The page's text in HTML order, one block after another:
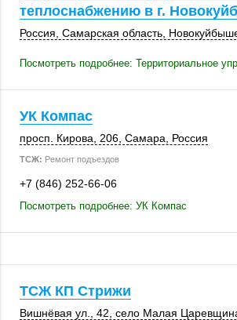
теплоснабжению в г.
Россия Самарская область
Посмотреть подробнее: Территориальное
УК Компас
просп. Кирова 206 Самара Россия
ТСЖ: Ремонт подъездов
+7 (846) 252-66-06
Посмотреть подробнее: УК Компас
ТСЖ КП Стрижи
Вишнёвая ул., 42 , село Малая